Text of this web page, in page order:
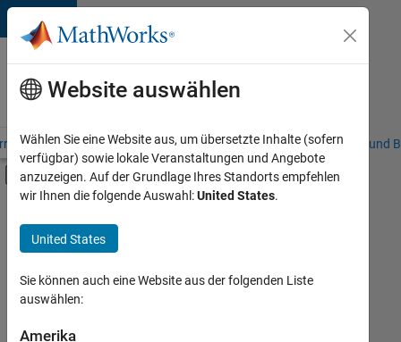
Weiter zum Inhalt
Karriere
bei
MathWorks
– Übersicht Stellensuche Niederlassungen Studierende und
Umschaltung für Off-Canvas-
Hauptinhalt
Commercial Sales
Sales Operations
Business Model Team
Human Resources
+3
Website auswählen
Wählen Sie eine Website aus, um übersetzte Inhalte (sofern
verfügbar) sowie lokale Veranstaltungen und Angebote
anzuzeigen. Auf der Grundlage Ihres Standorts empfehlen
wir Ihnen die folgende Auswahl:United States.
United States
Sie können auch eine Website aus der folgenden Liste
auswählen:
Amerika